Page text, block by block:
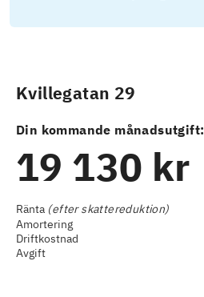
Kvillegatan 29
Din kommande månadsutgift:
19 130 kr
Ränta (efter skattereduktion)
Amortering
Driftkostnad
Avgift